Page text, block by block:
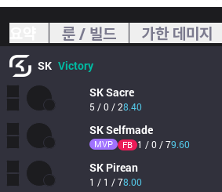
룬 / 빌드 가한 데미지
SK Victory
SKSacre
5 / 0 / 28.40
SKSelfmade
MVP FB 1 / 0 / 79.60
SK Pirean
1 / 1 / 78.00